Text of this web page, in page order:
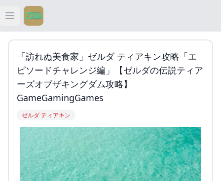
Open main menu
ティアキン
ティアキン 祠
ティアキン 武器
「訪れぬ美食家」ゼルダ ティアキン攻略「エ
ピソードチャレンジ編」【ゼルダの伝説ティア
ーズオブザキングダム攻略】
GameGamingGames
ゼルダ ティアキン